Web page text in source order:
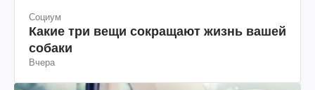
Социум
Какие три вещи сокращают жизнь вашей
собаки